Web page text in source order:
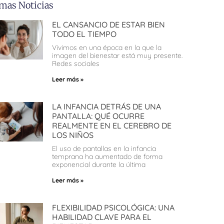
Noticias
EL CANSANCIO DE ESTAR BIEN
TODO EL TIEMPO
Vivimos en una época en la que la
imagen del bienestar está muy presente.
Redes sociales
Leer más »
LA INFANCIA DETRÁS DE UNA
PANTALLA: QUÉ OCURRE
REALMENTE EN EL CEREBRO DE
LOS NIÑOS
El uso de pantallas en la infancia
temprana ha aumentado de forma
exponencial durante la última
Leer más »
FLEXIBILIDAD PSICOLÓGICA: UNA
HABILIDAD CLAVE PARA EL